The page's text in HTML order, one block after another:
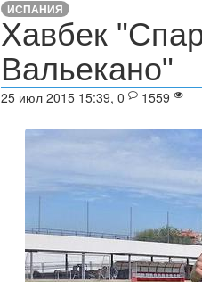
ИСПАНИЯ
Хавбек
Вальекано"
25 июл 2015 15:39, 0 1559